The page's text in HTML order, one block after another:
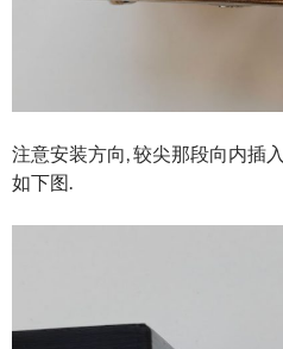
注意安装方向, 较尖那段向内插
如下图.